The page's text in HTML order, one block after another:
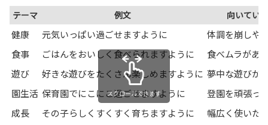
テーマ 例文 向いてい
健康 元気いっぱい過ごせますように
体調を崩しや
食事
ごはんをおいしく食べられますように
食べムラがあ
遊び
好きな遊びをたくさん楽しめますように 夢中な遊びが
園生活 保育園でにこにこ過ごせますように
登園を頑張っ
成長
その子らしくすくすく育ちますように 幅広く使いた
スクロールできます